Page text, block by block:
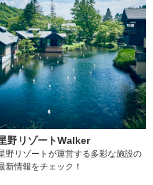
野リゾートWalker
野リゾートが運営する多彩な施設の
新情報をチェック！